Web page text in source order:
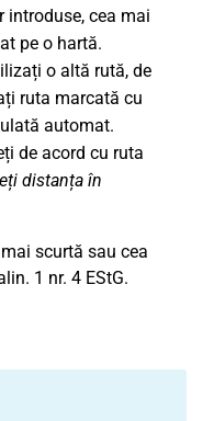
introduse, cea mai
pe o hartă.
o altă rută, de
ruta marcată cu
automat.
de acord cu ruta
distanța în
scurtă sau cea
1 nr. 4 EStG.